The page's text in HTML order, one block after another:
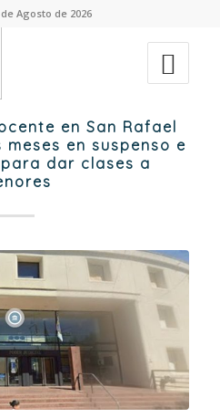
Agosto de 2026
en San Rafael
en suspenso e
dar clases a